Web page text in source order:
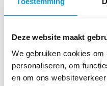
Deze website maakt
We gebruiken cookies
personaliseren, om
en om ons
Lees meer